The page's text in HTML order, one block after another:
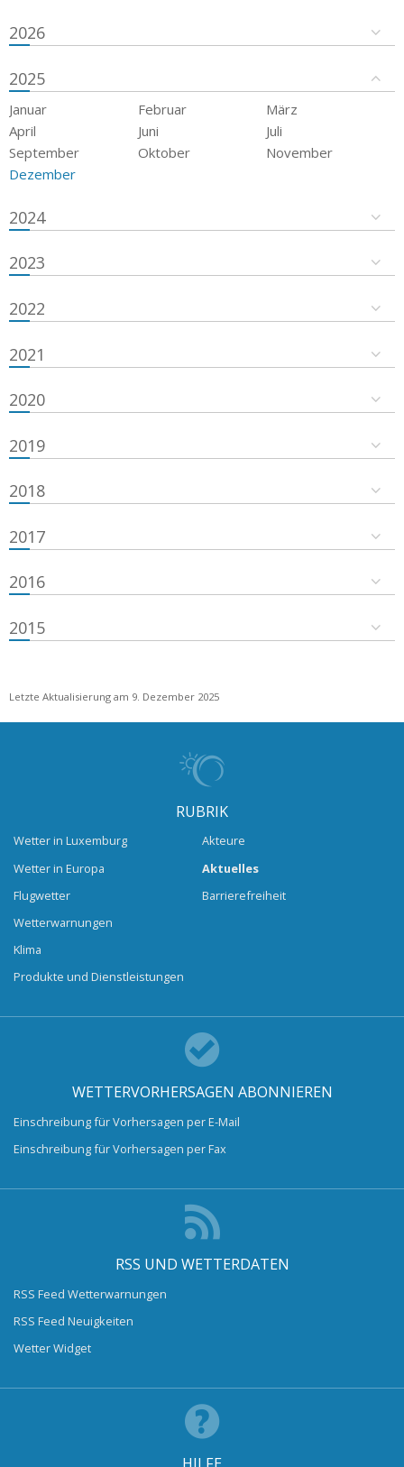
2026
2025
Januar Februar
März
April
Juni
Juli
September
Oktober
November
Dezember
2024
2023
2022
2021
2020
2019
2018
2017
2016
2015
Letzte Aktualisierung am 9. Dezember 2025
RUBRIK
Wetter in Luxemburg
Wetter in Europa
Flugwetter
Wetterwarnungen
Klima
Produkte und Dienstleistungen
Akteure
Aktuelles
Barrierefreiheit
WETTERVORHERSAGEN ABONNIEREN
Einschreibung für Vorhersagen per E-Mail
Einschreibung für Vorhersagen per Fax
RSS UND WETTERDATEN
RSS Feed Wetterwarnungen
RSS Feed Neuigkeiten
Wetter Widget